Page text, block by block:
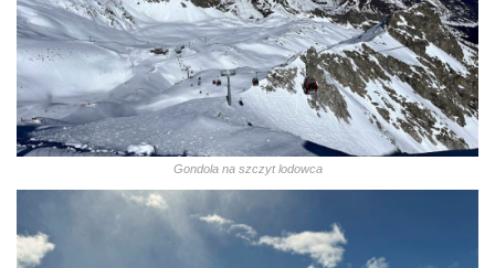
Gondola na szczyt lodowca